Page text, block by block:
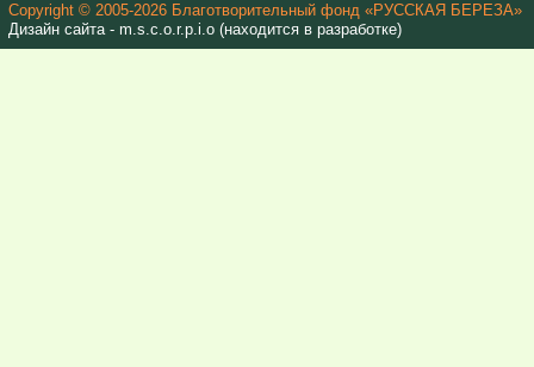
Copyright © 2005-2026 Благотворительный фонд «РУССКАЯ БЕРЕЗА»
Дизайн сайта - m.s.c.o.r.p.i.o (находится в разработке)